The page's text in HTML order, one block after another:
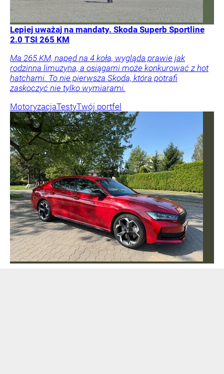
Lepiej uważaj na mandaty. Skoda Superb Sportline
2.0 TSI 265 KM
Ma 265 KM, napęd na 4 koła, wygląda prawie jak
rodzinna limuzyna, a osiągami może konkurować z hot
hatchami. To nie pierwsza Skoda, która potrafi
zaskoczyć nie tylko wymiarami.
MotoryzacjaTestyTwój portfel